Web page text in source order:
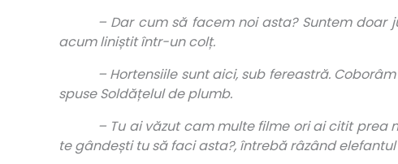
– Dar cum să facem noi asta? Suntem doar
acum liniștit într-un colț.
– Hortensiile sunt aici, sub fereastră.
spuse Soldățelul de plumb.
– Tu ai văzut cam multe filme ori ai citit prea
te gândești tu să faci asta?, întrebă râzând